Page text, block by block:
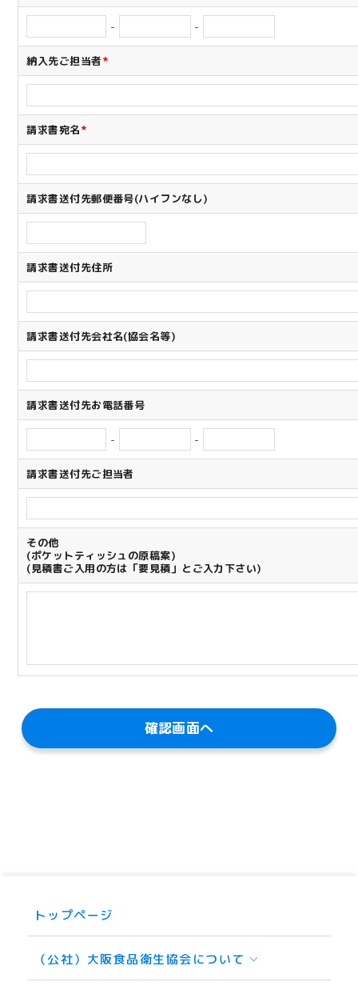
- -
納入先ご担当者*
請求書宛名*
請求書送付先郵便番号(ハイフンなし)
請求書送付先住所
請求書送付先会社名(協会名等)
請求書送付先お電話番号
- -
請求書送付先ご担当者
その他
(ポケットティッシュの原稿案)
(見積書ご入用の方は「要見積」とご入力下さい)
トップページ
（公社）大阪食品衛生協会について